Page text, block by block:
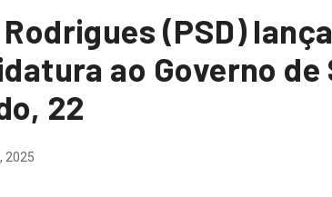
(PSD)
ao Governo de
22
2025